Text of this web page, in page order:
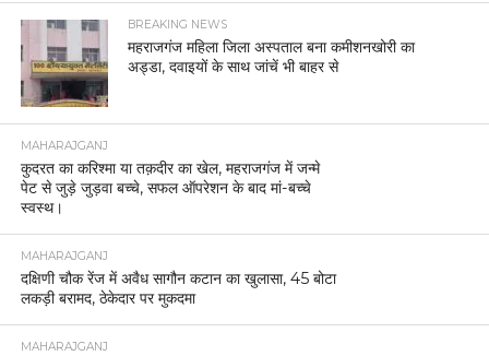
BREAKING NEWS
महराजगंज महिला जिला अस्पताल बना कमीशनखोरी का
अड्डा, दवाइयों के साथ जांचें भी बाहर से
MAHARAJGANJ
कुदरत का करिश्मा या तक़दीर का खेल, महराजगंज में जन्मे
पेट से जुड़े जुड़वा बच्चे, सफल ऑपरेशन के बाद मां-बच्चे
स्वस्थ।
MAHARAJGANJ
दक्षिणी चौक रेंज में अवैध सागौन कटान का खुलासा, 45 बोटा
लकड़ी बरामद, ठेकेदार पर मुकदमा
MAHARAJGANJ